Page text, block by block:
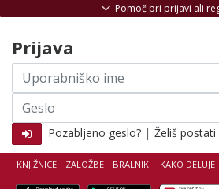
KNJIŽNICE ZALOŽBE BRALNIKI KAKO DELUJE
Pomoč pri prijavi ali
Prijava
Uporabniško
ime
Geslo
Pozabljeno geslo? | Želiš postati